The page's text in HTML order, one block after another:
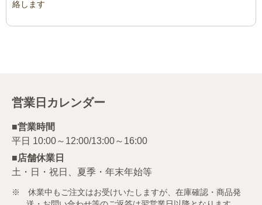
絡します
賞品・当選者数
（2）Instagramにて指定のハッシュタグ2つとメンションを投稿
#ホンコンやきそばアレンジレシピ2022
#ホンコンやきそば
（3）お届けサイト公式Instagramアカウントをフォロー
Instagramアカウント：
@sbotodoke（https://www.instagram.com/sbotodoke/?
hl=ja）
営業日カレンダー
■営業時間
■店舗休業日
土・日・祝日、夏季・年末年始等
※ 休業中もご注文はお受けいたしますが、在庫確認・商品発